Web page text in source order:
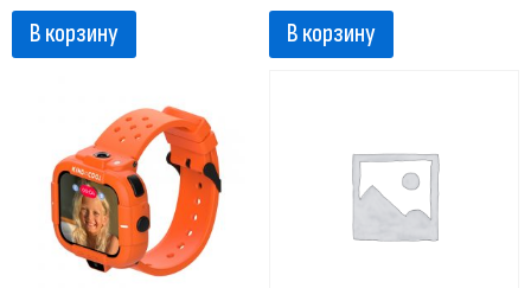
В корзину
В корзину